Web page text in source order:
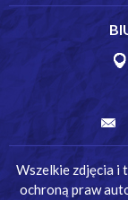
Wszelkie zdjęcia i
ochroną praw